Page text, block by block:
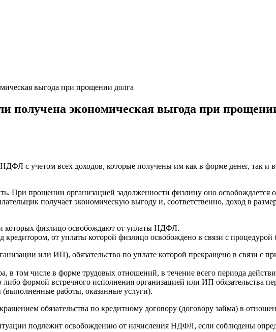
выгода при прощении долга
экономическая выгода при
с учетом всех доходов, которые получены им как в форме денег, так и
При прощении организацией задолженности физлицу оно освобождается
получает экономическую выгоду и, соответственно, доход в
которых физлицо освобождают от уплаты НДФЛ.
от уплаты которой физлицо освобождено в связи с процедурой
или ИП), обязательство по уплате которой прекращено в связи с
в том числе в форме трудовых отношений, в течение всего периода
формой встречного исполнения организацией или ИП обязательства
работы, оказанные услуги).
обязательства по кредитному договору (договору займа) в
подлежит освобождению от начисления НДФЛ, если соблюдены